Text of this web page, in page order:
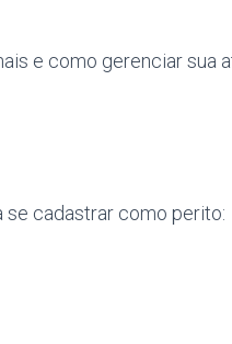
e como gerenciar sua
se cadastrar como perito: